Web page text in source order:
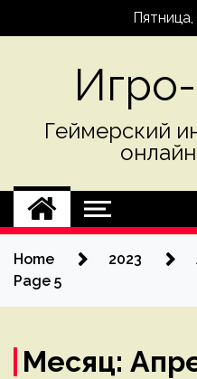
Пятница,
Геймерский
Home 2023
Page 5
Месяц: